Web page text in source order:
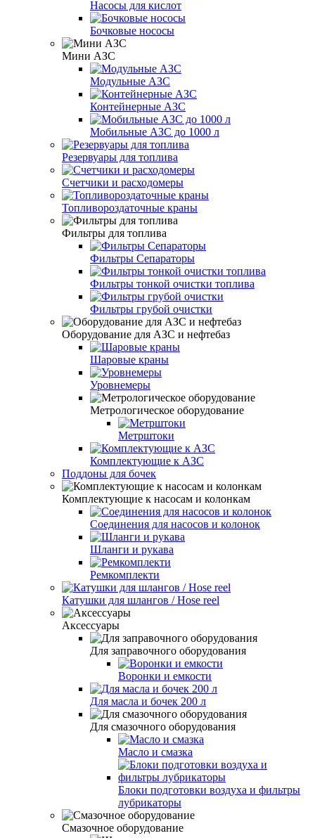
Насосы для кислот
Бочковые нососы
Мини АЗС
Модульные АЗС
Контейнерные АЗС
Мобильные АЗС до 1000 л
Резервуары для топлива
Счетчики и расходомеры
Топливороздаточные краны
Фильтры для топлива
Фильтры Сепараторы
Фильтры тонкой очистки топлива
Фильтры грубой очистки
Оборудование для АЗС и нефтебаз
Шаровые краны
Уровнемеры
Метрологическое оборудование
Метрштоки
Комплектующие к АЗС
Поддоны для бочек
Комплектующие к насосам и колонкам
Соединения для насосов и колонок
Шланги и рукава
Ремкомплекти
Катушки для шлангов / Hose reel
Аксессуары
Для заправочного оборудования
Воронки и емкости
Для масла и бочек 200 л
Для смазочного оборудования
Масло и смазка
Блоки подготовки воздуха и фильтры
лубрикаторы
Смазочное оборудование